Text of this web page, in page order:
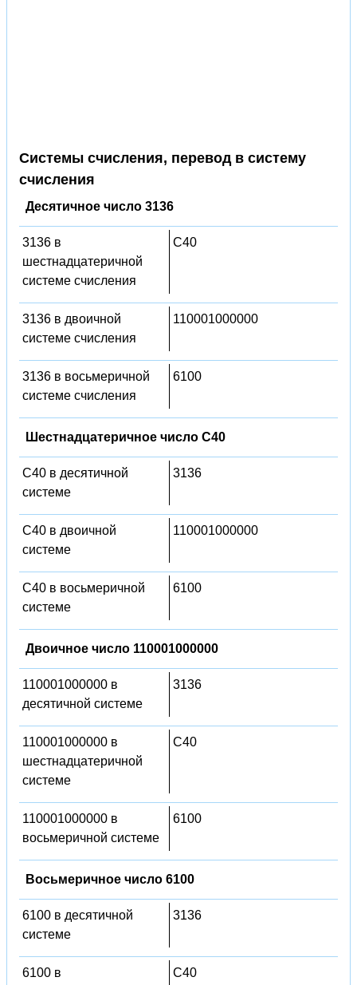
Системы счисления, перевод в систему
счисления
Десятичное число 3136
3136 в
шестнадцатеричной
системе счисления
C40
3136 в двоичной
системе счисления
110001000000
3136 в восьмеричной
системе счисления
6100
Шестнадцатеричное число C40
C40 в десятичной
системе
3136
C40 в двоичной
системе
110001000000
C40 в восьмеричной
системе
6100
Двоичное число 110001000000
110001000000 в
десятичной системе
3136
110001000000 в
шестнадцатеричной
системе
C40
110001000000 в
восьмеричной системе
6100
Восьмеричное число 6100
6100 в десятичной
системе
3136
6100 в
C40